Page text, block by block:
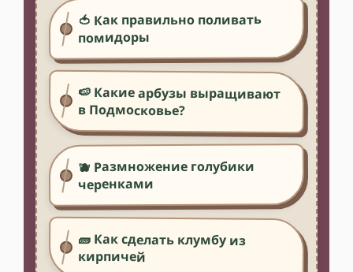
🍅 Как правильно поливать
помидоры
🍉 Какие арбузы выращивают
в Подмосковье?
🫐 Размножение голубики
черенками
🧱 Как сделать клумбу из
кирпичей